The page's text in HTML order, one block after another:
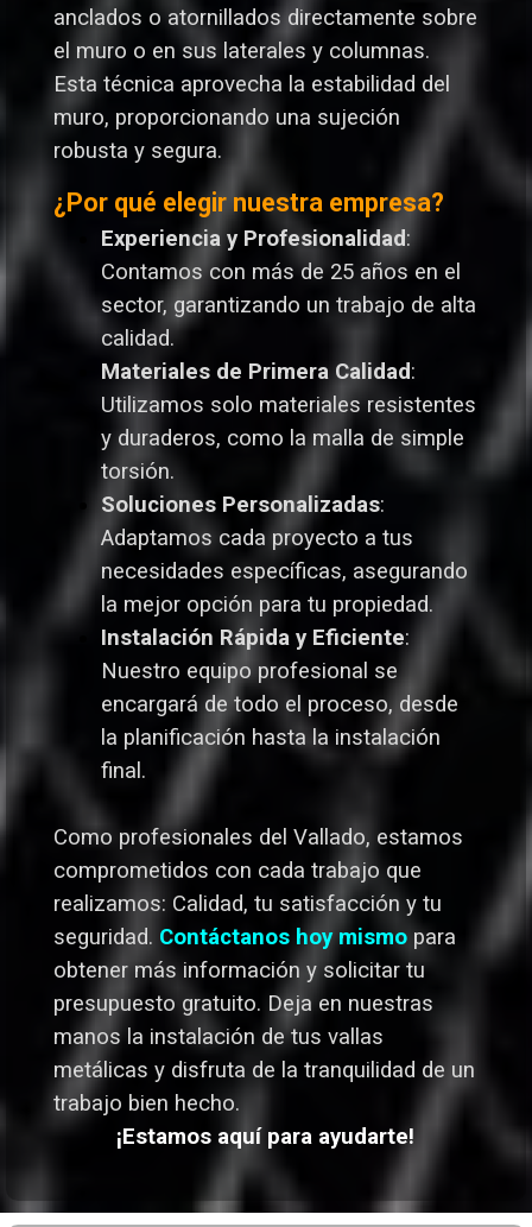
anclados o atornillados directamente sobre
el muro o en sus laterales y columnas.
Esta técnica aprovecha la estabilidad del
muro, proporcionando una sujeción
robusta y segura.
¿Por qué elegir nuestra empresa?
Experiencia y Profesionalidad:
Contamos con más de 25 años en el
sector, garantizando un trabajo de alta
calidad.
Materiales de Primera Calidad:
Utilizamos solo materiales resistentes
y duraderos, como la malla de simple
torsión.
Soluciones Personalizadas:
Adaptamos cada proyecto a tus
necesidades específicas, asegurando
la mejor opción para tu propiedad.
Instalación Rápida y Eficiente:
Nuestro equipo profesional se
encargará de todo el proceso, desde
la planificación hasta la instalación
final.
Como profesionales del Vallado, estamos
comprometidos con cada trabajo que
realizamos: Calidad, tu satisfacción y tu
seguridad. Contáctanos hoy mismo para
obtener más información y solicitar tu
presupuesto gratuito. Deja en nuestras
manos la instalación de tus vallas
metálicas y disfruta de la tranquilidad de un
trabajo bien hecho.
¡Estamos aquí para ayudarte!